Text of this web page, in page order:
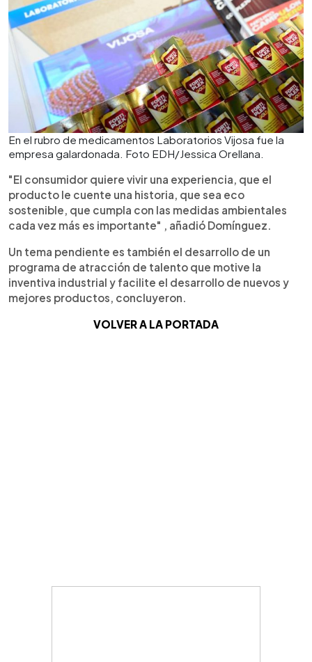
En el rubro de medicamentos Laboratorios Vijosa fue la
empresa galardonada. Foto EDH/Jessica Orellana.
"El consumidor quiere vivir una experiencia, que el
producto le cuente una historia, que sea eco
sostenible, que cumpla con las medidas ambientales
cada vez más es importante" , añadió Domínguez.
Un tema pendiente es también el desarrollo de un
programa de atracción de talento que motive la
inventiva industrial y facilite el desarrollo de nuevos y
mejores productos, concluyeron.
VOLVER A LA PORTADA